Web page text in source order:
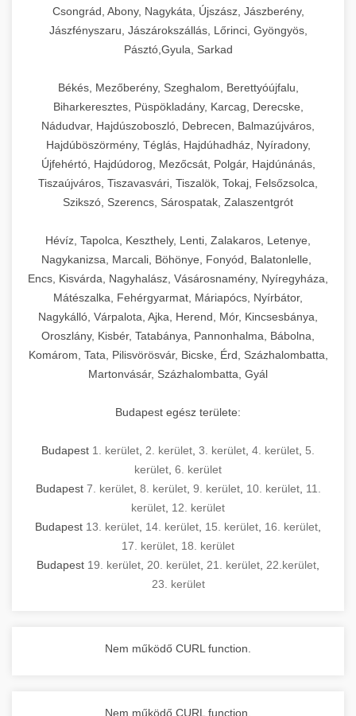
chef-iparikonyhagepek.hu
kereskedelmi konyhai megoldások
Csongrád, Abony, Nagykáta, Újszász, Jászberény,
Jászfényszaru, Jászárokszállás, Lőrinci, Gyöngyös,
Pásztó,Gyula, Sarkad
Békés, Mezőberény, Szeghalom, Berettyóújfalu,
Biharkeresztes, Püspökladány, Karcag, Derecske,
Nádudvar, Hajdúszoboszló, Debrecen, Balmazújváros,
Hajdúböszörmény, Téglás, Hajdúhadház, Nyíradony,
Újfehértó, Hajdúdorog, Mezőcsát, Polgár, Hajdúnánás,
Tiszaújváros, Tiszavasvári, Tiszalök, Tokaj, Felsőzsolca,
Szikszó, Szerencs, Sárospatak, Zalaszentgrót
Hévíz, Tapolca, Keszthely, Lenti, Zalakaros, Letenye,
Nagykanizsa, Marcali, Böhönye, Fonyód, Balatonlelle,
Encs, Kisvárda, Nagyhalász, Vásárosnamény, Nyíregyháza,
Mátészalka, Fehérgyarmat, Máriapócs, Nyírbátor,
Nagykálló, Várpalota, Ajka, Herend, Mór, Kincsesbánya,
Oroszlány, Kisbér, Tatabánya, Pannonhalma, Bábolna,
Komárom, Tata, Pilisvörösvár, Bicske, Érd, Százhalombatta,
Martonvásár, Százhalombatta, Gyál
Budapest egész területe:
Budapest 1. kerület 2. kerület 3. kerület 4. kerület 5.
kerület 6. kerület
Budapest 7. kerület, 8. kerület, 9. kerület, 10. kerület, 11.
kerület 12. kerület
Budapest 13. kerület 14. kerület 15. kerület 16. kerület
17. kerület 18. kerület
Budapest 19. kerület 20. kerület 21. kerület 22.kerület
23. kerület
Nem működő CURL function.
Nem működő CURL function.